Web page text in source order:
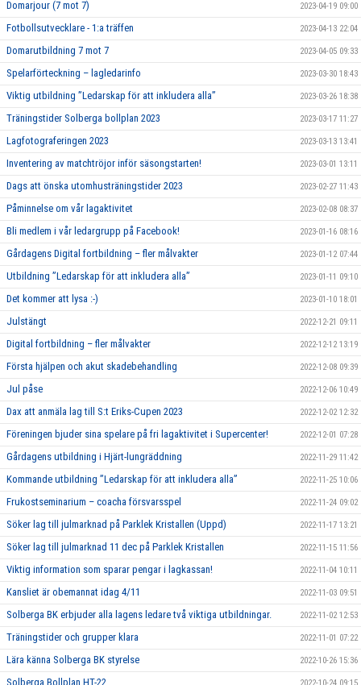
Domarjour (7 mot 7) 2023-04-19 09:00
Fotbollsutvecklare - 1:a träffen 2023-04-13 22:04
Domarutbildning 7 mot 7 2023-04-05 09:33
Spelarförteckning – lagledarinfo 2023-03-30 18:43
Viktig utbildning ”Ledarskap för att inkludera alla” 2023-03-26 18:38
Träningstider Solberga bollplan 2023 2023-03-17 11:27
Lagfotograferingen 2023 2023-03-13 13:41
Inventering av matchtröjor inför säsongstarten! 2023-03-01 13:11
Dags att önska utomhusträningstider 2023 2023-02-27 11:43
Påminnelse om vår lagaktivitet 2023-02-08 08:37
Bli medlem i vår ledargrupp på Facebook! 2023-01-16 08:16
Gårdagens Digital fortbildning – fler målvakter 2023-01-12 07:44
Utbildning ”Ledarskap för att inkludera alla” 2023-01-11 09:10
Det kommer att lysa :-) 2023-01-10 18:01
Julstängt 2022-12-21 09:11
Digital fortbildning – fler målvakter 2022-12-12 13:19
Första hjälpen och akut skadebehandling 2022-12-08 09:39
Jul påse 2022-12-06 10:49
Dax att anmäla lag till S:t Eriks-Cupen 2023 2022-12-02 12:32
Föreningen bjuder sina spelare på fri lagaktivitet i Supercenter! 2022-12-01 07:28
Gårdagens utbildning i Hjärt-lungräddning 2022-11-29 11:42
Kommande utbildning ”Ledarskap för att inkludera alla” 2022-11-25 10:06
Frukostseminarium – coacha försvarsspel 2022-11-24 09:02
Söker lag till julmarknad på Parklek Kristallen (Uppd) 2022-11-17 13:21
Söker lag till julmarknad 11 dec på Parklek Kristallen 2022-11-15 11:56
Viktig information som sparar pengar i lagkassan! 2022-11-04 10:11
Kansliet är obemannat idag 4/11 2022-11-03 09:51
Solberga BK erbjuder alla lagens ledare två viktiga utbildningar. 2022-11-02 12:53
Träningstider och grupper klara 2022-11-01 07:22
Lära känna Solberga BK styrelse 2022-10-26 15:36
Solberga Bollplan HT-22